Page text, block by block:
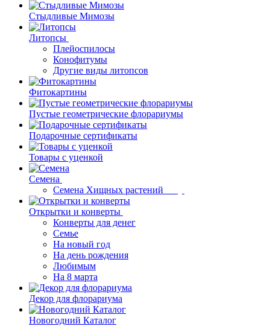
Стыдливые Мимозы
Литопсы
Плейоспилосы
Конофитумы
Другие виды литопсов
Фитокартины
Пустые геометрические флорариумы
Подарочные сертификаты
Товары с уценкой
Семена
Семена Хищных растений
Открытки и конверты
Конверты для денег
Семье
На новый год
На день рождения
Любимым
На 8 марта
Декор для флорариума
Новогодний Каталог